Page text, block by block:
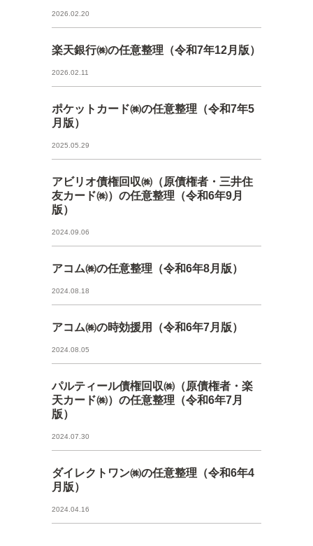
2026.02.20
楽天銀行㈱の任意整理（令和7年12月版）
2026.02.11
ポケットカード㈱の任意整理（令和7年5
月版）
2025.05.29
アビリオ債権回収㈱（原債権者・三井住
友カード㈱）の任意整理（令和6年9月
版）
2024.09.06
アコム㈱の任意整理（令和6年8月版）
2024.08.18
アコム㈱の時効援用（令和6年7月版）
2024.08.05
パルティール債権回収㈱（原債権者・楽
天カード㈱）の任意整理（令和6年7月
版）
2024.07.30
ダイレクトワン㈱の任意整理（令和6年4
月版）
2024.04.16